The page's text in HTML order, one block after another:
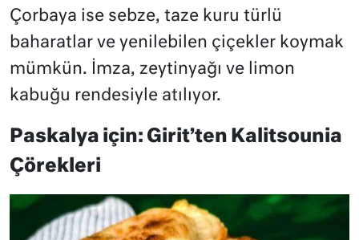
Çorbaya ise sebze, taze kuru türlü
baharatlar ve yenilebilen çiçekler koymak
mümkün. İmza, zeytinyağı ve limon
kabuğu rendesiyle atılıyor.
Paskalya için: Girit’ten Kalitsounia
Çörekleri